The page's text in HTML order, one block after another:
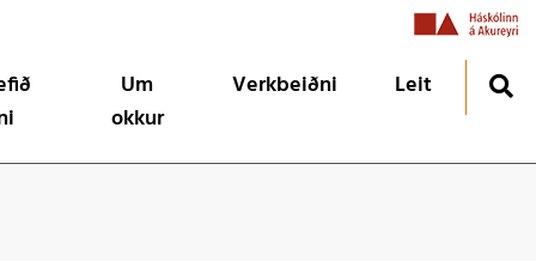
Um
okkur
Verkbeiðni Leit